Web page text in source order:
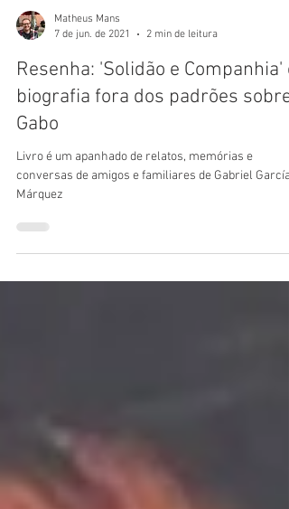
Matheus Mans
7 de jun. de 2021
2 min de leitura
Resenha: 'Solidão e Companhia' é
biografia fora dos padrões sobre
Gabo
conversas de amigos e familiares de Gabriel García